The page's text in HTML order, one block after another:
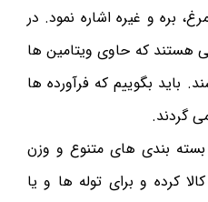
بره و غیره اشاره نمود. در
هستند که حاوی ویتامین ها
باید بگوییم که فرآورده ها
گردند.
بندی های متنوع و وزن
کرده و برای توله ها و یا